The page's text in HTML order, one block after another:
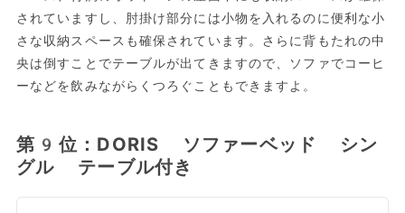
されていますし、肘掛け部分には小物を入れるのに便利な小
さな収納スペースも確保されています。さらに背もたれの中
央は倒すことでテーブルが出てきますので、ソファでコーヒ
ーなどを飲みながらくつろぐこともできますよ。
第9位：DORIS ソファーベッド シン
グル テーブル付き